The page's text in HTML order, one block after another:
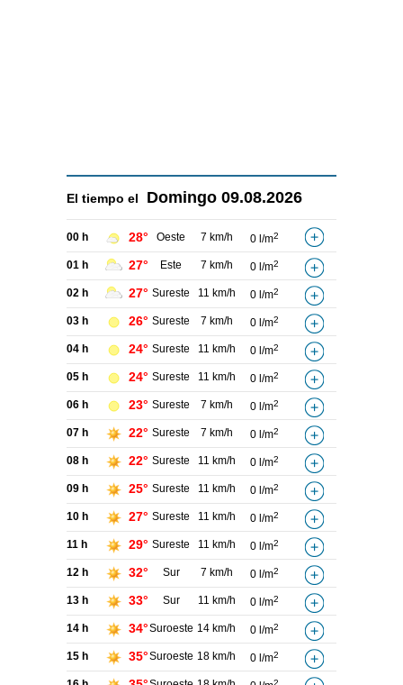
El tiempo el Domingo 09.08.2026
00 h 28° Oeste 7 km/h 0 l/m2
01 h 27° Este 7 km/h 0 l/m2
02 h 27° Sureste 11 km/h 0 l/m2
03 h 26° Sureste 7 km/h 0 l/m2
04 h 24° Sureste 11 km/h 0 l/m2
05 h 24° Sureste 11 km/h 0 l/m2
06 h 23° Sureste 7 km/h 0 l/m2
07 h 22° Sureste 7 km/h 0 l/m2
08 h 22° Sureste 11 km/h 0 l/m2
09 h 25° Sureste 11 km/h 0 l/m2
10 h 27° Sureste 11 km/h 0 l/m2
11 h 29° Sureste 11 km/h 0 l/m2
12 h 32° Sur 7 km/h 0 l/m2
13 h 33° Sur 11 km/h 0 l/m2
14 h 34°Suroeste 14 km/h 0 l/m2
15 h 35°Suroeste 18 km/h 0 l/m2